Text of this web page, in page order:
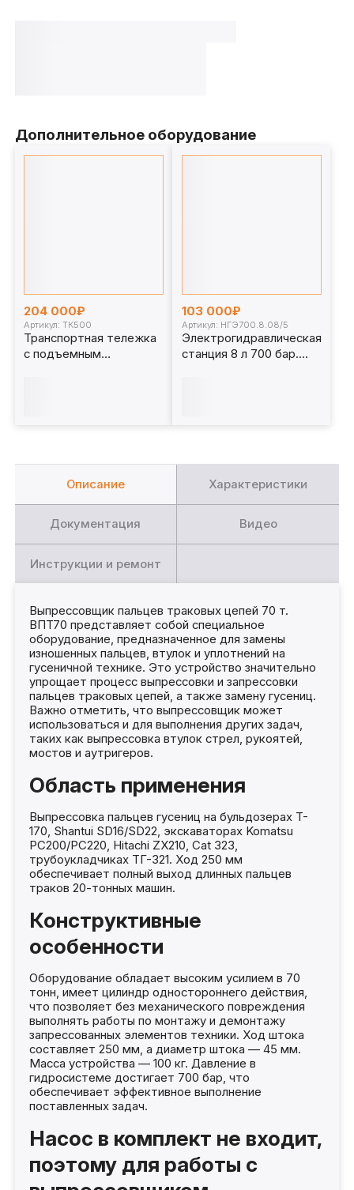
Дополнительное оборудование
204 000₽
Артикул: ТК500
Транспортная тележка
с подъемным
103 000₽
Артикул: НГЭ700.8.08/5
Электрогидравлическая
станция 8 л 700 бар.
Описание Характеристики
Документация Видео
Инструкции и ремонт
Выпрессовщик пальцев траковых цепей 70 т.
ВПТ70 представляет собой специальное
оборудование, предназначенное для замены
изношенных пальцев, втулок и уплотнений на
гусеничной технике. Это устройство значительно
упрощает процесс выпрессовки и запрессовки
пальцев траковых цепей, а также замену гусениц.
Важно отметить, что выпрессовщик может
использоваться и для выполнения других задач,
таких как выпрессовка втулок стрел, рукоятей,
мостов и аутригеров.
Область применения
Выпрессовка пальцев гусениц на бульдозерах T-
170, Shantui SD16/SD22, экскаваторах Komatsu
PC200/PC220, Hitachi ZX210, Cat 323,
трубоукладчиках ТГ-321. Ход 250 мм
обеспечивает полный выход длинных пальцев
траков 20-тонных машин.
Конструктивные
особенности
Оборудование обладает высоким усилием в 70
тонн, имеет цилиндр одностороннего действия,
что позволяет без механического повреждения
выполнять работы по монтажу и демонтажу
запрессованных элементов техники. Ход штока
составляет 250 мм, а диаметр штока — 45 мм.
Масса устройства — 100 кг. Давление в
гидросистеме достигает 700 бар, что
обеспечивает эффективное выполнение
поставленных задач.
Насос в комплект не входит,
поэтому для работы с